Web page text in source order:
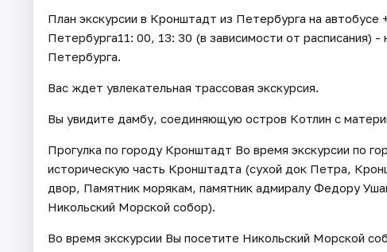
План экскурсии в Кронштадт из Петербурга на
Петербурга11: 00, 13: 30 (в зависимости от расписания)
Петербурга.
Вас ждет увлекательная трассовая экскурсия.
Вы увидите дамбу, соединяющую остров Котлин с
Прогулка по городу Кронштадт Во время экскурсии по
историческую часть Кронштадта (сухой док Петра,
двор, Памятник морякам, памятник адмиралу Федору
Никольский Морской собор).
Во время экскурсии Вы посетите Никольский Морской